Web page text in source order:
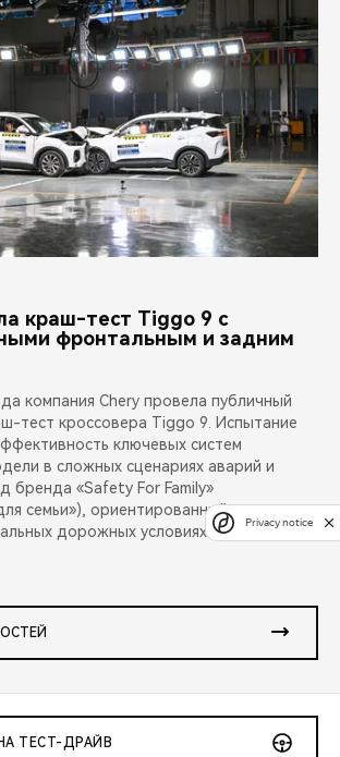
краш-тест Tiggo 9 с
фронтальным и задним
компания Chery провела публичный
тест кроссовера Tiggo 9. Испытание
ключевых систем
в сложных сценариях аварий и
бренда «Safety For Family»
семьи»), ориентированный на защиту
дорожных условиях.
ТЕСТ-ДРАЙВ
Privacy notice